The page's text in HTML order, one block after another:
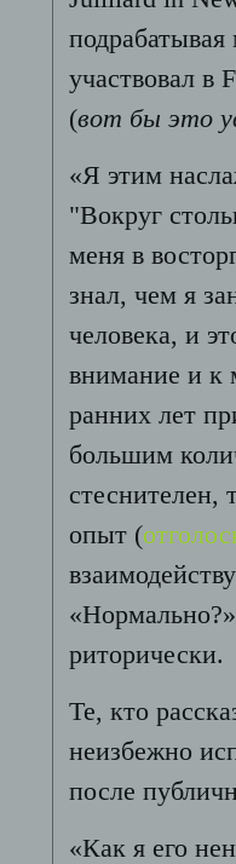
участвовал в
(вот бы это
«Я этим
"Вокруг
меня в
знал, чем я
человека, и
внимание и к
ранних лет
большим
стеснителен,
опыт (
риторически.
Те, кто
неизбежно
после
«Как я его